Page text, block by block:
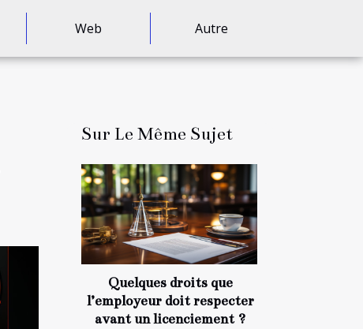
Web Autre
Sur Le Même Sujet
Quelques droits que
l’employeur doit respecter
avant un licenciement ?